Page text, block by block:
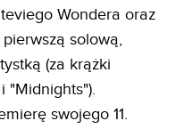
Wondera oraz
solową,
(za krążki
"Midnights").
swojego 11.